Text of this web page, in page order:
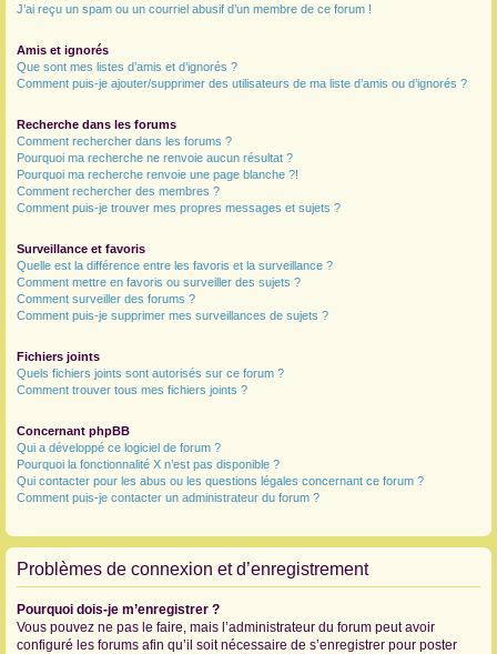
J’ai reçu un spam ou un courriel abusif d’un membre de ce forum !
Amis et ignorés
Que sont mes listes d’amis et d’ignorés ?
Comment puis-je ajouter/supprimer des utilisateurs de ma liste d’amis ou d’ignorés ?
Recherche dans les forums
Comment rechercher dans les forums ?
Pourquoi ma recherche ne renvoie aucun résultat ?
Pourquoi ma recherche renvoie une page blanche ?!
Comment rechercher des membres ?
Comment puis-je trouver mes propres messages et sujets ?
Surveillance et favoris
Quelle est la différence entre les favoris et la surveillance ?
Comment mettre en favoris ou surveiller des sujets ?
Comment surveiller des forums ?
Comment puis-je supprimer mes surveillances de sujets ?
Fichiers joints
Quels fichiers joints sont autorisés sur ce forum ?
Comment trouver tous mes fichiers joints ?
Concernant phpBB
Qui a développé ce logiciel de forum ?
Pourquoi la fonctionnalité X n’est pas disponible ?
Qui contacter pour les abus ou les questions légales concernant ce forum ?
Comment puis-je contacter un administrateur du forum ?
Problèmes de connexion et d’enregistrement
Pourquoi dois-je m’enregistrer ?
Vous pouvez ne pas le faire, mais l’administrateur du forum peut avoir
configuré les forums afin qu’il soit nécessaire de s’enregistrer pour poster